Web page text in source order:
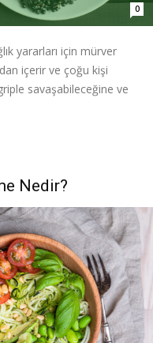
0
yararları için mürver
içerir ve çoğu kişi
savaşabileceğine ve
Nedir?